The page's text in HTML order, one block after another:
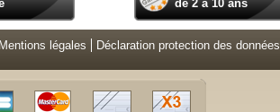
de 2 à 10 ans
Mentions légales Déclaration protection des données